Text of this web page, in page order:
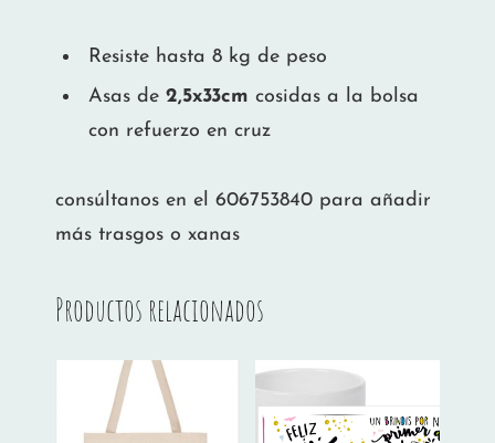
Resiste hasta 8 kg de peso
Asas de 2,5x33cm cosidas a la bolsa
con refuerzo en cruz
consúltanos en el 606753840 para añadir
más trasgos o xanas
Productos relacionados